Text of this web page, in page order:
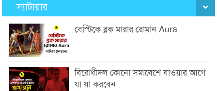
স্যাটায়ার
বেস্টিকে ব্লক মারার রোমান Aura
বিরোধীদল কোনো সমাবেশে যাওয়ার আগে
যা যা করবেন